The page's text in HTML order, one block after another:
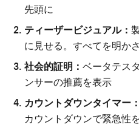
先頭に
ティーザービジュアル：
に見せる。すべてを明か
社会的証明： ベータテス
ンサーの推薦を表示
カウントダウンタイマー：
カウントダウンで緊急性